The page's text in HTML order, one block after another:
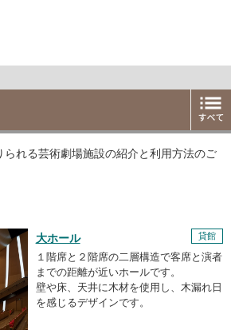
れる芸術劇場施設の紹介と利用方法のご
貸館
大ホール
１階席と２階席の二層構造で客席と演者
までの距離が近いホールです。
壁や床、天井に木材を使用し、木漏れ日
を感じるデザインです。